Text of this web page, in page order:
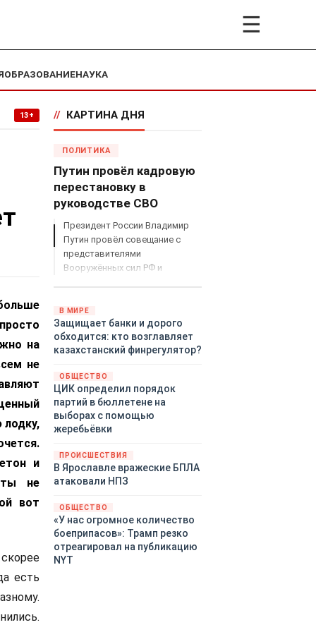
☰
ОБРАЗОВАНИЕНАУКА
13+
на
не
и
ты не
вот
есть
// КАРТИНА ДНЯ
ПОЛИТИКА
Путин провёл кадровую
перестановку в
руководстве СВО
Президент России Владимир
Путин провёл совещание с
представителями
Вооружённых сил РФ и
руководстве спецоперацией.
В МИРЕ
Защищает банки и дорого
обходится: кто возглавляет
казахстанский финрегулятор?
ОБЩЕСТВО
ЦИК определил порядок
партий в бюллетене на
выборах с помощью
жеребьёвки
ПРОИСШЕСТВИЯ
В Ярославле вражеские БПЛА
атаковали НПЗ
ОБЩЕСТВО
«У нас огромное количество
боеприпасов»: Трамп резко
отреагировал на публикацию
NYT